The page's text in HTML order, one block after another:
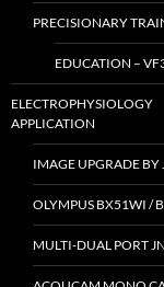
PRECISIONARY
EDUCATION –
ELECTROPHYSIOLOGY
APPLICATION
IMAGE UPGRADE
OLYMPUS BX51WI /
MULTI-DUAL PORT